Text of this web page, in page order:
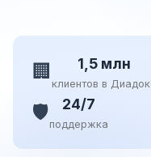
🏢 1,5 млн
клиентов в
🛡️ 24/7
поддержка